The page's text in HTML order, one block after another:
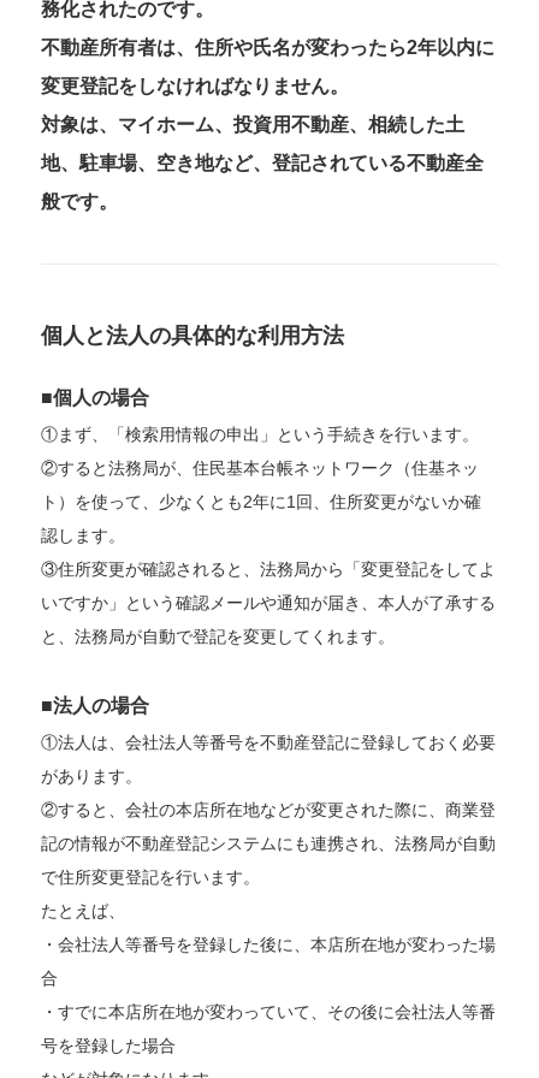
務化されたのです。
不動産所有者は、住所や氏名が変わったら2年以内に
変更登記をしなければなりません。
対象は、マイホーム、投資用不動産、相続した土
地、駐車場、空き地など、登記されている不動産全
般です。
個人と法人の具体的な利用方法
■個人の場合
①まず、「検索用情報の申出」という手続きを行います。
②すると法務局が、住民基本台帳ネットワーク（住基ネッ
ト）を使って、少なくとも2年に1回、住所変更がないか確
認します。
③住所変更が確認されると、法務局から「変更登記をしてよ
いですか」という確認メールや通知が届き、本人が了承する
と、法務局が自動で登記を変更してくれます。
■法人の場合
①法人は、会社法人等番号を不動産登記に登録しておく必要
があります。
②すると、会社の本店所在地などが変更された際に、商業登
記の情報が不動産登記システムにも連携され、法務局が自動
で住所変更登記を行います。
たとえば、
・会社法人等番号を登録した後に、本店所在地が変わった場
合
・すでに本店所在地が変わっていて、その後に会社法人等番
号を登録した場合